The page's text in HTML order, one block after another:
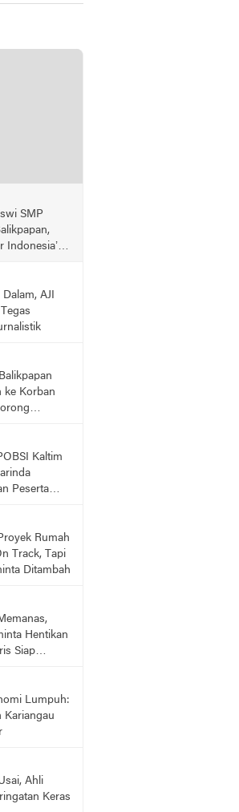
SMP
Indonesia’s
AJI
ke Korban
Kaltim
Peserta
Rumah
Track, Tapi
Ditambah
Hentikan
Siap
Lumpuh:
Kariangau
Ahli
Keras